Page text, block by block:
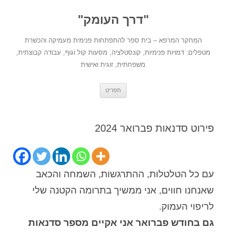
"דרך העומק"
המחקר המרפא – בית ספר להתפתחות פנימית מעמיקה והכשרת
מטפלים: דמויות פנימיות, קונסטלציה, מסעות קול וגוף, עבודה קבוצתית,
משפחתית, זוגית ואישית
תפריט
פירוט סדנאות פברואר 2024
עם כל הטלטלות, ההתרגשות, השמחה והכאב
שאנחנו חווים, אני ממשיך בתרומה הקטנה שלי
לריפוי העמוק.
גם בחודש פברואר אני אקיים מספר סדנאות